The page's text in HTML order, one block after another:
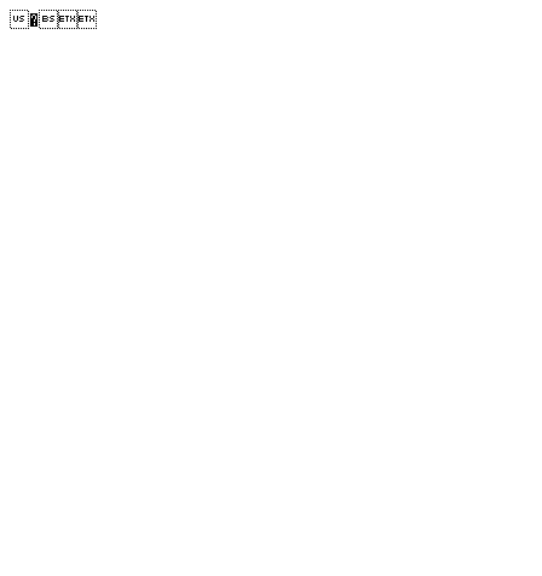
�